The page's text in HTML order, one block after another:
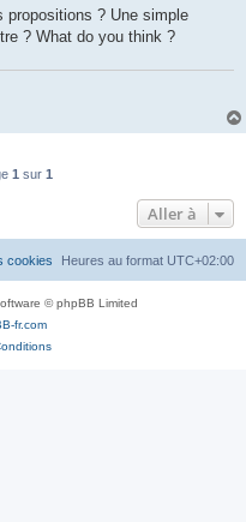
propositions ? Une simple
? What do you think ?
1 sur 1
Aller à
Heures au format UTC+02:00
cookies
© phpBB Limited
fr.com